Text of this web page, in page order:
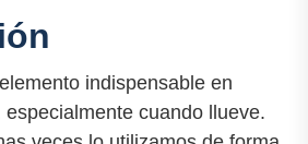
indispensable en
cuando llueve.